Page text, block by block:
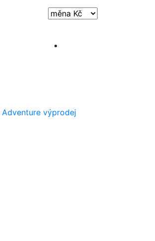
Adventure výprodej